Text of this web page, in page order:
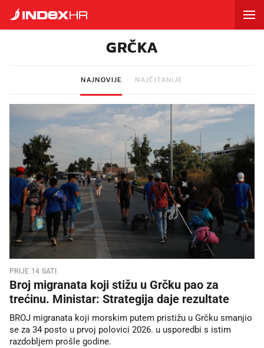
GRČKA
NAJNOVIJE NAJČITANIJE
PRIJE 14 SATI
Broj migranata koji stižu u Grčku pao za
trećinu. Ministar: Strategija daje rezultate
BROJ migranata koji morskim putem pristižu u Grčku smanjio
se za 34 posto u prvoj polovici 2026. u usporedbi s istim
razdobljem prošle godine.